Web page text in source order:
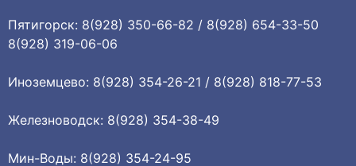
Пятигорск: 8(928) 350-66-82 / 8(928) 654-33-50
8(928) 319-06-06
Иноземцево: 8(928) 354-26-21 / 8(928) 818-77-53
Железноводск: 8(928) 354-38-49
Мин-Воды: 8(928) 354-24-95